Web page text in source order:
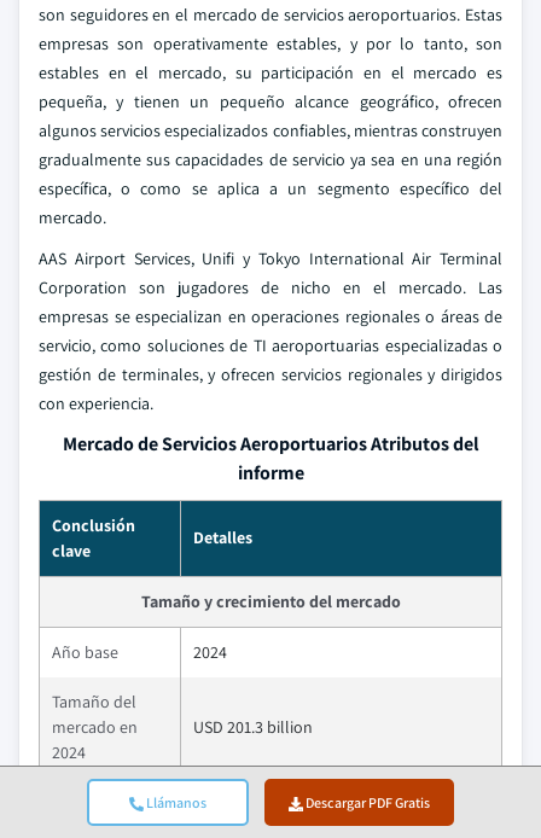
Llámanos Descargar PDF Gratis
son seguidores en el mercado de servicios aeroportuarios. Estas
empresas son operativamente estables, y por lo tanto, son
estables en el mercado, su participación en el mercado es
pequeña, y tienen un pequeño alcance geográfico, ofrecen
algunos servicios especializados confiables, mientras construyen
gradualmente sus capacidades de servicio ya sea en una región
específica, o como se aplica a un segmento específico del
mercado.
AAS Airport Services, Unifi y Tokyo International Air Terminal
Corporation son jugadores de nicho en el mercado. Las
empresas se especializan en operaciones regionales o áreas de
servicio, como soluciones de TI aeroportuarias especializadas o
gestión de terminales, y ofrecen servicios regionales y dirigidos
con experiencia.
Mercado de Servicios Aeroportuarios Atributos del
informe
Conclusión
clave
Detalles
Tamaño y crecimiento del mercado
Año base 2024
Tamaño del
mercado en
2024
USD 201.3 billion
Tamaño del
mercado en
USD 230.1 billion